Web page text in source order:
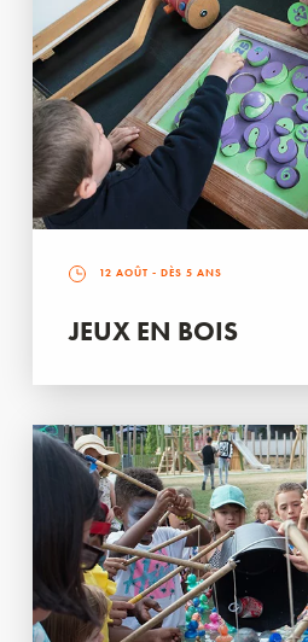
12 AOÛT - DÈS 5 ANS
JEUX EN BOIS